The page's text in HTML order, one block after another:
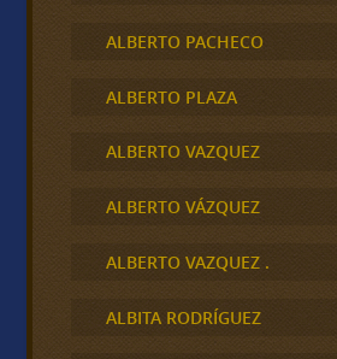
ALBERTO PACHECO
ALBERTO PLAZA
ALBERTO VAZQUEZ
ALBERTO VÁZQUEZ
ALBERTO VAZQUEZ .
ALBITA RODRÍGUEZ